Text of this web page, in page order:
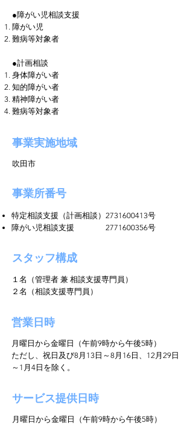
●障がい児相談支援
障がい児
難病等対象者
●計画相談
身体障がい者
知的障がい者
精神障がい者
難病等対象者
事業実施地域
吹田市
事業所番号
特定相談支援（計画相談）2731600413号
障がい児相談支援
2771600356号
スタッフ構成
１名（管理者 兼 相談支援専門員）
２名（相談支援専門員）
営業日時
月曜日から金曜日（午前9時から午後5時）
ただし、祝日及び8月13日～8月16日、12月29日
～1月4日を除く。
サービス提供日時
月曜日から金曜日（午前9時から午後5時）